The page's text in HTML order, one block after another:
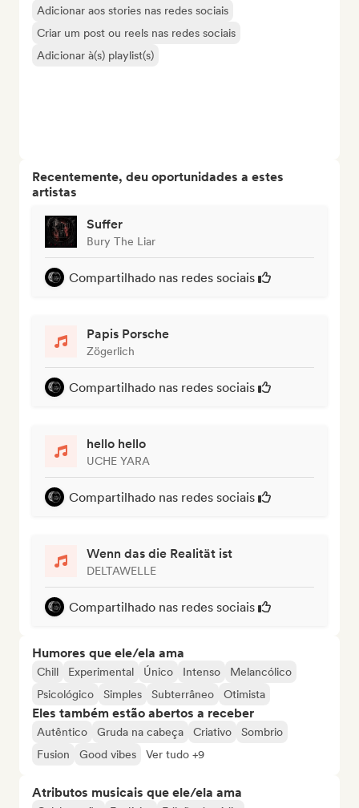
Adicionar aos stories nas redes sociais
Criar um post ou reels nas redes sociais
Adicionar à(s) playlist(s)
Recentemente, deu oportunidades a estes
artistas
Suffer
Bury The Liar
Compartilhado nas redes sociais
Papis Porsche
Zögerlich
Compartilhado nas redes sociais
hello hello
UCHE YARA
Compartilhado nas redes sociais
Wenn das die Realität ist
DELTAWELLE
Compartilhado nas redes sociais
Humores que ele/ela ama
Chill Experimental Único Intenso
Melancólico
Psicológico
Simples Subterrâneo Otimista
Eles também estão abertos a receber
Autêntico Gruda na cabeça Criativo
Sombrio
Fusion
Good vibes Ver tudo +9
Atributos musicais que ele/ela ama